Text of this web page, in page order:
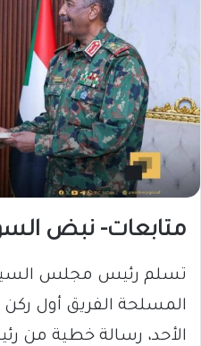
متابعات- نبض
تسلم رئيس مجلس
المسلحة الفريق أول ركن
الأحد، رسالة خطية من